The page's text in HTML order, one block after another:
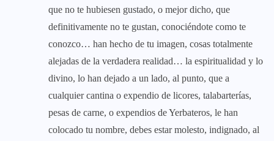
que no te hubiesen gustado, o mejor dicho, que
definitivamente no te gustan, conociéndote como te
conozco… han hecho de tu imagen, cosas totalmente
alejadas de la verdadera realidad… la espiritualidad y lo
divino, lo han dejado a un lado, al punto, que a
cualquier cantina o expendio de licores, talabarterías,
pesas de carne, o expendios de Yerbateros, le han
colocado tu nombre, debes estar molesto, indignado, al